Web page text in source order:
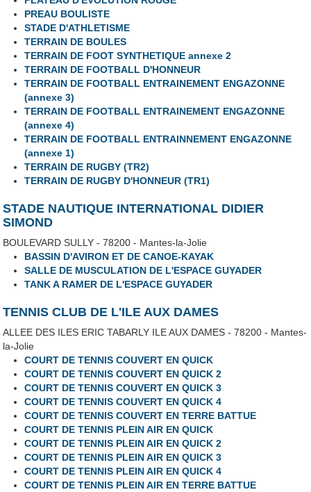
PREAU BOULISTE
STADE D'ATHLETISME
TERRAIN DE BOULES
TERRAIN DE FOOT SYNTHETIQUE annexe 2
TERRAIN DE FOOTBALL D'HONNEUR
TERRAIN DE FOOTBALL ENTRAINEMENT ENGAZONNE
(annexe 3)
TERRAIN DE FOOTBALL ENTRAINEMENT ENGAZONNE
(annexe 4)
TERRAIN DE FOOTBALL ENTRAINNEMENT ENGAZONNE
(annexe 1)
TERRAIN DE RUGBY (TR2)
TERRAIN DE RUGBY D'HONNEUR (TR1)
STADE NAUTIQUE INTERNATIONAL DIDIER
SIMOND
BOULEVARD SULLY - 78200 - Mantes-la-Jolie
BASSIN D'AVIRON ET DE CANOE-KAYAK
SALLE DE MUSCULATION DE L'ESPACE GUYADER
TANK A RAMER DE L'ESPACE GUYADER
TENNIS CLUB DE L'ILE AUX DAMES
ALLEE DES ILES ERIC TABARLY ILE AUX DAMES - 78200 - Mantes-
la-Jolie
COURT DE TENNIS COUVERT EN QUICK
COURT DE TENNIS COUVERT EN QUICK 2
COURT DE TENNIS COUVERT EN QUICK 3
COURT DE TENNIS COUVERT EN QUICK 4
COURT DE TENNIS COUVERT EN TERRE BATTUE
COURT DE TENNIS PLEIN AIR EN QUICK
COURT DE TENNIS PLEIN AIR EN QUICK 2
COURT DE TENNIS PLEIN AIR EN QUICK 3
COURT DE TENNIS PLEIN AIR EN QUICK 4
COURT DE TENNIS PLEIN AIR EN TERRE BATTUE